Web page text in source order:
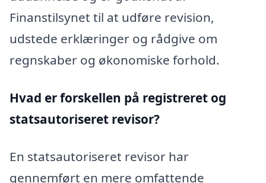
Finanstilsynet til at udføre revision,
udstede erklæringer og rådgive om
regnskaber og økonomiske forhold.
Hvad er forskellen på registreret og
statsautoriseret revisor?
En statsautoriseret revisor har
gennemført en mere omfattende